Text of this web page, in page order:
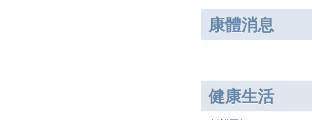
康體消息
健康生活